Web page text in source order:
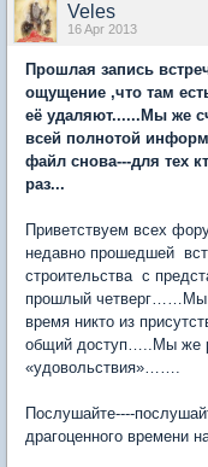
Veles
16 Apr 2013
Прошлая запись
ощущение ,что там
её удаляют......Мы же
всей полнотой
файл снова---для тех
раз...
Приветствуем всех
недавно прошедшей
строительства с
прошлый четверг……Мы
время никто из
общий доступ…..Мы же
«удовольствия»…….
Послушайте----
драгоценного времени